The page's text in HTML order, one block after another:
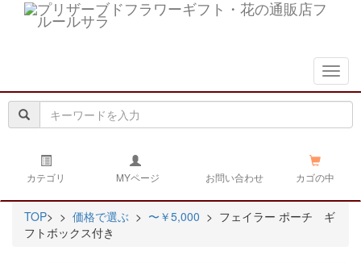
カテゴリ MYページ お問い合わせ カゴの中
TOP> > 価格で選ぶ > 〜￥5,000 > フェイラー ポーチ ギ
フトボックス付き